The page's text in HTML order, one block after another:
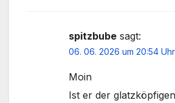
spitzbube sagt:
06. 06. 2026 um 20:54 Uhr
Moin
Ist er der